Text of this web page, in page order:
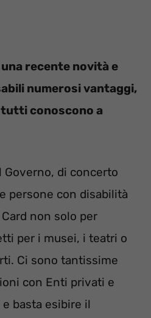
recente novità e
numerosi vantaggi,
conoscono a
Governo, di concerto
persone con disabilità
non solo per
per i musei, i teatri o
Ci sono tantissime
con Enti privati e
basta esibire il